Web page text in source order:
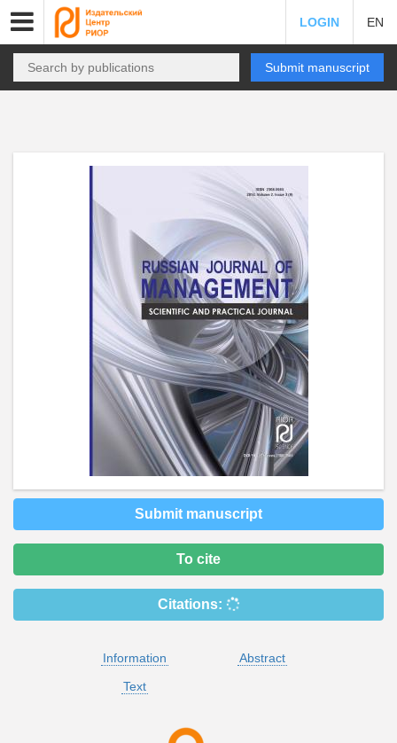
LOGIN EN
Submit manuscript
Submit manuscript
To cite
Citations:
Information
Abstract
Text